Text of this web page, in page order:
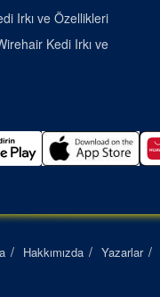
Irkı ve Özellikleri
Kedi Irkı ve
Hakkımızda Yazarlar